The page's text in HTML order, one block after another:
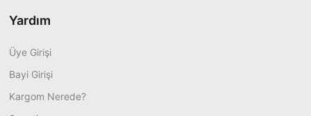
Yardım
Üye Girişi
Bayi Girişi
Kargom Nerede?